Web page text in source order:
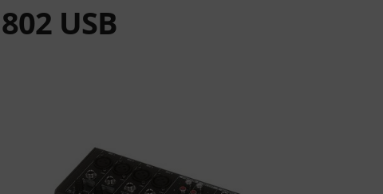
USB
152 kundbetyg